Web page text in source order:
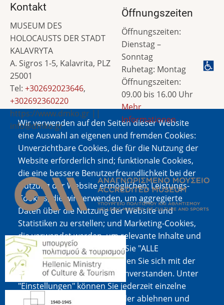
Wir verwenden auf den Seiten dieser Website
eine Auswahl an eigenen und fremden Cookies:
Unverzichtbare Cookies, die für die Nutzung der
Website erforderlich sind; funktionale Cookies,
die eine bessere Benutzerfreundlichkeit bei der
Nutzung der Website ermöglichen; Leistungs-
Cookies, die wir verwenden, um aggregierte
Daten über die Nutzung der Website und
Statistiken zu erstellen; und Marketing-Cookies,
die verwendet werden, um relevante Inhalte und
Werbung anzuzeigen. Wenn Sie "ALLE
AKZEPTIEREN" wählen, erklären Sie sich mit der
Verwendung aller Cookies einverstanden. Unter
"Einstellungen" können Sie jederzeit einzelne
Cookie-Typen akzeptieren oder ablehnen und
Kontakt
MUSEUM DES
HOLOCAUSTS DER STADT
KALAVRYTA
A. Sigros 1-5, Kalavrita, PLZ
25001
Tel: +302692023646,
+302692360220
https://www.dmko.gr ||
info@dmko.gr
Öffnungszeiten
Öffnungszeiten:
Dienstag –
Sonntag
Ruhetag: Montag
Öffnungszeiten:
09.00 bis 16.00 Uhr
Mehr
Informationen
Bild
Bild